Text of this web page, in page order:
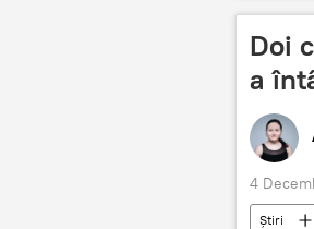
Doi
a
4
Știri